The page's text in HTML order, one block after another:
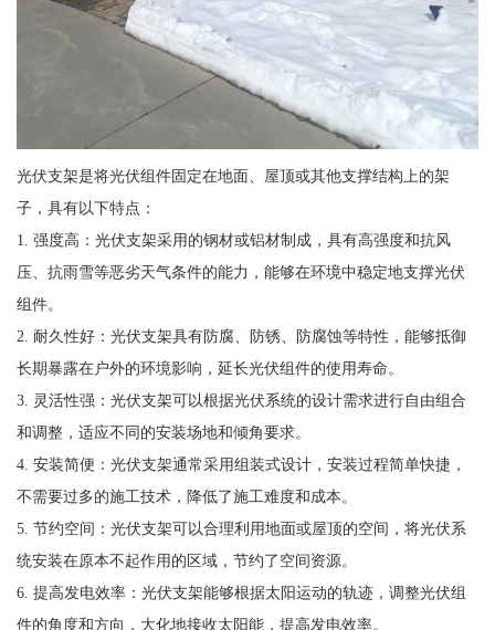
光伏支架是将光伏组件固定在地面、屋顶或其他支撑结构上的架
子，具有以下特点：
1. 强度高：光伏支架采用的钢材或铝材制成，具有高强度和抗风
压、抗雨雪等恶劣天气条件的能力，能够在环境中稳定地支撑光伏
组件。
2. 耐久性好：光伏支架具有防腐、防锈、防腐蚀等特性，能够抵御
长期暴露在户外的环境影响，延长光伏组件的使用寿命。
3. 灵活性强：光伏支架可以根据光伏系统的设计需求进行自由组合
和调整，适应不同的安装场地和倾角要求。
4. 安装简便：光伏支架通常采用组装式设计，安装过程简单快捷，
不需要过多的施工技术，降低了施工难度和成本。
5. 节约空间：光伏支架可以合理利用地面或屋顶的空间，将光伏系
统安装在原本不起作用的区域，节约了空间资源。
6. 提高发电效率：光伏支架能够根据太阳运动的轨迹，调整光伏组
件的角度和方向，大化地接收太阳能，提高发电效率。